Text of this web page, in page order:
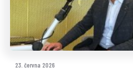
23. června 2026